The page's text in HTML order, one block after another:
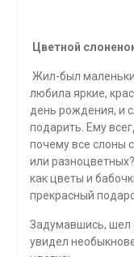
Цветной
Жил-был
любила яркие,
день рождения, и
подарить. Ему
почему все слоны
или
как цветы и
прекрасный
Задумавшись, шел
увидел